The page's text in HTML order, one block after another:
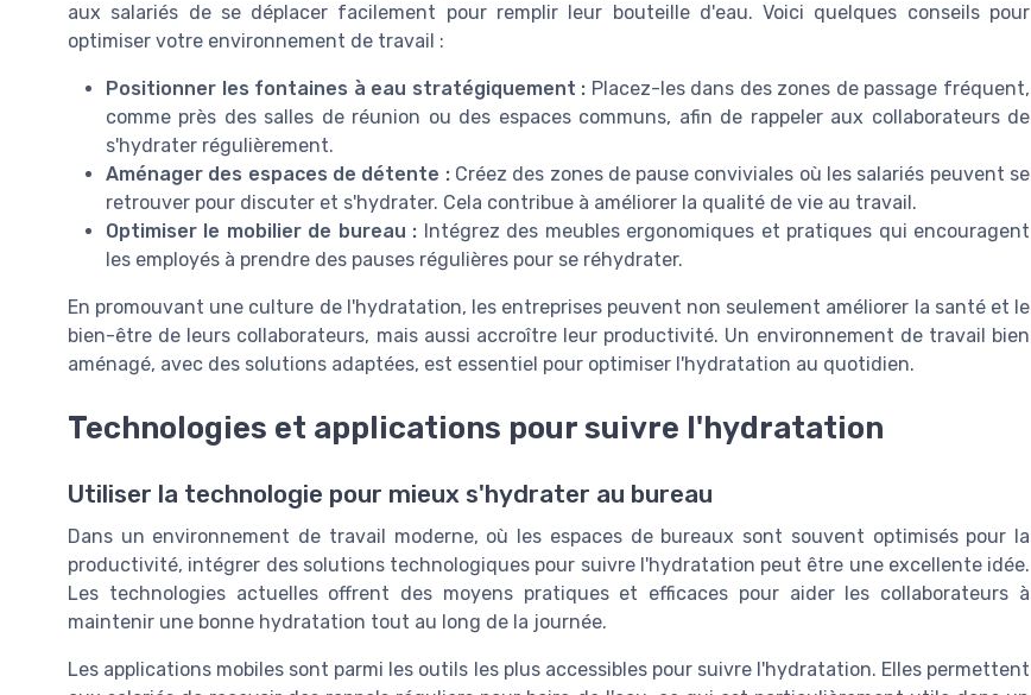
aux salariés de se déplacer facilement pour remplir leur bouteille d'eau. Voici quelques conseils pour
optimiser votre environnement de travail :
Positionner les fontaines à eau stratégiquement : Placez-les dans des zones de passage fréquent,
comme près des salles de réunion ou des espaces communs, afin de rappeler aux collaborateurs de
s'hydrater régulièrement.
Aménager des espaces de détente :Créez des zones de pause conviviales où les salariés peuvent se
retrouver pour discuter et s'hydrater. Cela contribue à améliorer la qualité de vie au travail.
Optimiser le mobilier de bureau : Intégrez des meubles ergonomiques et pratiques qui encouragent
les employés à prendre des pauses régulières pour se réhydrater.
En promouvant une culture de l'hydratation, les entreprises peuvent non seulement améliorer la santé et le
bien-être de leurs collaborateurs, mais aussi accroître leur productivité. Un environnement de travail bien
aménagé, avec des solutions adaptées, est essentiel pour optimiser l'hydratation au quotidien.
Technologies et applications pour suivre l'hydratation
Utiliser la technologie pour mieux s'hydrater au bureau
Dans un environnement de travail moderne, où les espaces de bureaux sont souvent optimisés pour la
productivité, intégrer des solutions technologiques pour suivre l'hydratation peut être une excellente idée.
Les technologies actuelles offrent des moyens pratiques et efficaces pour aider les collaborateurs à
maintenir une bonne hydratation tout au long de la journée.
Les applications mobiles sont parmi les outils les plus accessibles pour suivre l'hydratation. Elles permettent